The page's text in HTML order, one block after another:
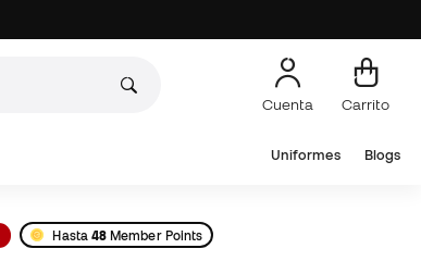
Cuenta Carrito
Uniformes Blogs
Hasta 48 Member Points